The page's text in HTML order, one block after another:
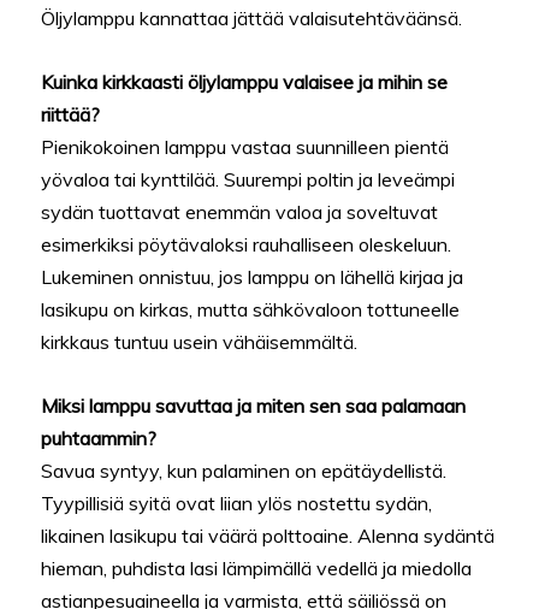
Öljylamppu kannattaa jättää valaisutehtäväänsä.
Kuinka kirkkaasti öljylamppu valaisee ja mihin se
riittää?
Pienikokoinen lamppu vastaa suunnilleen pientä
yövaloa tai kynttilää. Suurempi poltin ja leveämpi
sydän tuottavat enemmän valoa ja soveltuvat
esimerkiksi pöytävaloksi rauhalliseen oleskeluun.
Lukeminen onnistuu, jos lamppu on lähellä kirjaa ja
lasikupu on kirkas, mutta sähkövaloon tottuneelle
kirkkaus tuntuu usein vähäisemmältä.
Miksi lamppu savuttaa ja miten sen saa palamaan
puhtaammin?
Savua syntyy, kun palaminen on epätäydellistä.
Tyypillisiä syitä ovat liian ylös nostettu sydän,
likainen lasikupu tai väärä polttoaine. Alenna sydäntä
hieman, puhdista lasi lämpimällä vedellä ja miedolla
astianpesuaineella ja varmista, että säiliössä on